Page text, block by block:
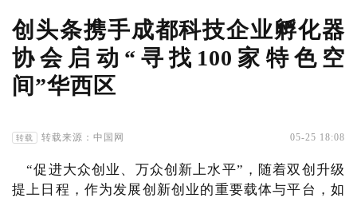
创头条携手成都科技企业孵化器
协会启动“寻找100家特色空
间”华西区
转载 转载来源：中国网 05-25 18:08
“促进大众创业、万众创新上水平”，随着双创升级
提上日程，作为发展创新创业的重要载体与平台，如